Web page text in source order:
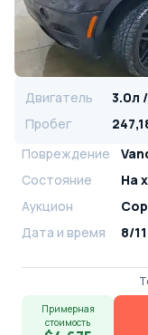
Двигатель
Пробег
Повреждение
Состояние
На
Аукцион
Дата и время
8/
Примерная
стоимость